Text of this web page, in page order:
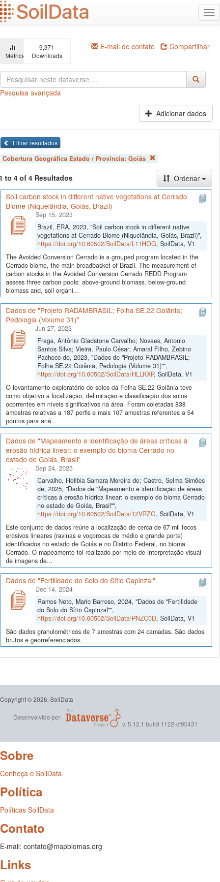
Ir
para
o
principal
Métricas
9,371
Downloads
E-mail de contato Compartilhar
Pesquisa avançada
Adicionar dados
Filtrar resultados
Cobertura Geográfica Estado / Província: Goiás
to 4 of 4 Resultados
Ordenar
Soil carbon stock in different native vegetations at Cerrado
Biome (Niquelândia, Goiás, Brazil)
Sep 15, 2023
Brazil, ERA, 2023, "Soil carbon stock in different native
vegetations at Cerrado Biome (Niquelândia, Goiás, Brazil)",
https://doi.org/10.60502/SoilData/L11HOG, SoilData, V1
The Avoided Conversion Cerrado is a grouped program located in the
Cerrado biome, the main breadbasket of Brazil. The measurement of
carbon stocks in the Avoided Conversion Cerrado REDD Program
assess three carbon pools: above-ground biomass, below-ground
biomass and, soil organi...
Dados de "Projeto RADAMBRASIL; Folha SE.22 Goiânia;
Pedologia (Volume 31)"
Jun 27, 2023
Fraga, Antônio Gladstone Carvalho; Novaes, Antonio
Santos Silva; Vieira, Paulo César; Amaral Filho, Zebino
Pacheco do, 2023, "Dados de "Projeto RADAMBRASIL;
Folha SE.22 Goiânia; Pedologia (Volume 31)"",
https://doi.org/10.60502/SoilData/HLLKXP, SoilData, V1
O levantamento exploratório de solos da Folha SE.22 Goiânia teve
como objetivo a localização, delimitação e classificação dos solos
ocorrentes em níveis significativos na área. Foram coletadas 838
amostras relativas a 187 perfis e mais 107 amostras referentes a 54
pontos para aná...
Dados de "Mapeamento e identificação de áreas críticas à
erosão hídrica linear: o exemplo do bioma Cerrado no
estado de Goiás, Brasil"
Sep 24, 2025
Carvalho, Hellbia Samara Moreira de; Castro, Selma Simões
de, 2025, "Dados de "Mapeamento e identificação de áreas
críticas à erosão hídrica linear: o exemplo do bioma Cerrado
no estado de Goiás, Brasil"",
https://doi.org/10.60502/SoilData/12VRZG, SoilData, V1
Este conjunto de dados reúne a localização de cerca de 67 mil focos
erosivos lineares (ravinas e voçorocas de médio e grande porte)
identificados no estado de Goiás e no Distrito Federal, no bioma
Cerrado. O mapeamento foi realizado por meio de interpretação visual
de imagens de...
Dados de "Fertilidade do Solo do Sítio Capinzal"
Dec 14, 2024
Ramos Neto, Mario Barroso, 2024, "Dados de "Fertilidade
do Solo do Sítio Capinzal"",
https://doi.org/10.60502/SoilData/PNZC0D, SoilData, V1
São dados granulométricos de 7 amostras com 24 camadas. São dados
brutos e georreferenciados.
Copyright © 2026, SoilData
Desenvolvido por
v. 5.12.1 build 1122-cf90431
Sobre
Conheça o SoilData
Política
Políticas SoilData
Contato
E-mail: contato@mapbiomas.org
Links